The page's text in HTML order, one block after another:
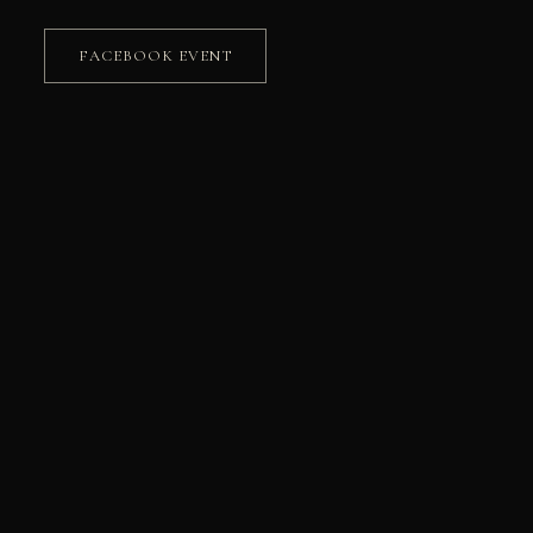
FACEBOOK EVENT